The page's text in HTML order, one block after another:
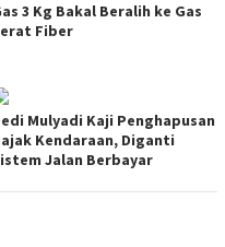
3 Kg Bakal Beralih ke Gas
Fiber
Mulyadi Kaji Penghapusan
Kendaraan, Diganti
Jalan Berbayar